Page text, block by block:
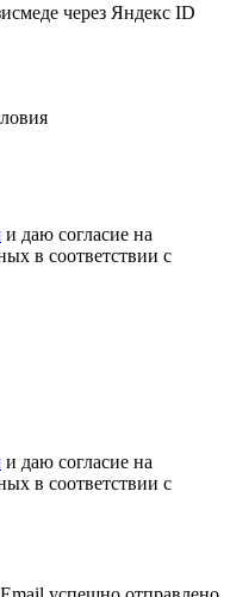
через Яндекс ID
и даю согласие на
в соответствии с
и даю согласие на
в соответствии с